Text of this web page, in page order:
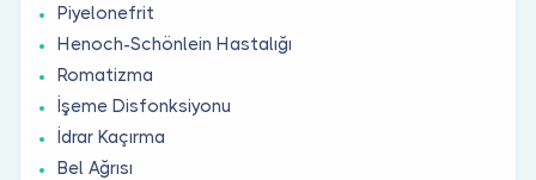
Piyelonefrit
Henoch-Schönlein Hastalığı
Romatizma
İşeme Disfonksiyonu
İdrar Kaçırma
Bel Ağrısı